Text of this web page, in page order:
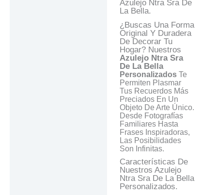
Azulejo Ntra Sra De
La Bella.
¿Buscas Una Forma
Original Y Duradera
De Decorar Tu
Hogar? Nuestros
Azulejo Ntra Sra
De La Bella
Personalizados Te
Permiten Plasmar
Tus Recuerdos Más
Preciados En Un
Objeto De Arte Único.
Desde Fotografías
Familiares Hasta
Frases Inspiradoras,
Las Posibilidades
Son Infinitas.
Características De
Nuestros Azulejo
Ntra Sra De La Bella
Personalizados.